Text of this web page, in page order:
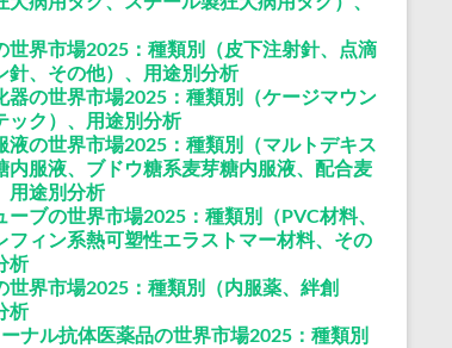
世界市場2025：種類別（皮下注射針、点滴
針、その他）、用途別分析
器の世界市場2025：種類別（ケージマウン
ック）、用途別分析
液の世界市場2025：種類別（マルトデキス
内服液、ブドウ糖系麦芽糖内服液、配合麦
用途別分析
ブの世界市場2025：種類別（PVC材料、
フィン系熱可塑性エラストマー材料、その
析
世界市場2025：種類別（内服薬、絆創
析
ナル抗体医薬品の世界市場2025：種類別